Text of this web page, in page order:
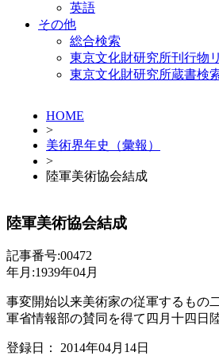
英語
その他
総合検索
東京文化財研究所刊行物
東京文化財研究所蔵書検
HOME
>
美術界年史（彙報）
>
陸軍美術協会結成
陸軍美術協会結成
記事番号:00472
年月:1939年04月
事変開始以来美術家の従軍するもの
軍省情報部の賛同を得て四月十四日
登録日： 2014年04月14日